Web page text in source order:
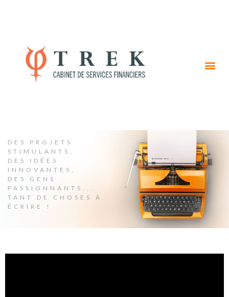
DES PROJETS
STIMULANTS,
DES IDÉES
INNOVANTES,
DES GENS
PASSIONNANTS...
TANT DE CHOSES À
ÉCRIRE !